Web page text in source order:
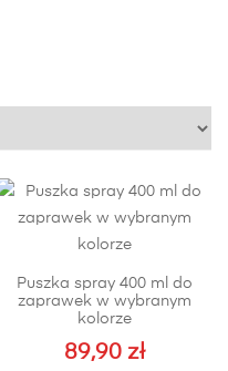
Puszka spray 400 ml do
zaprawek w wybranym
kolorze
89,90 zł